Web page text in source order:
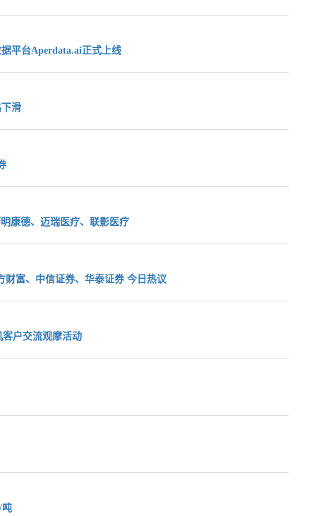
平台Aperdata.ai正式上线
滑
康德、迈瑞医疗、联影医疗
财富、中信证券、华泰证券 今日热议
户交流观摩活动
吨